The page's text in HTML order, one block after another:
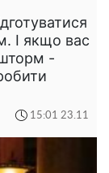
І якщо вас
-
15:01 23.11